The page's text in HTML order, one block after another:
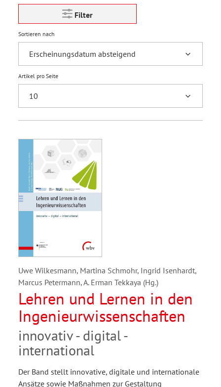
Filter
Sortieren nach
Artikel pro Seite
Uwe Wilkesmann, Martina Schmohr, Ingrid Isenhardt,
Marcus Petermann, A. Erman Tekkaya (Hg.)
Lehren und Lernen in den
Ingenieurwissenschaften
innovativ - digital -
international
Der Band stellt innovative, digitale und internationale
Ansätze sowie Maßnahmen zur Gestaltung